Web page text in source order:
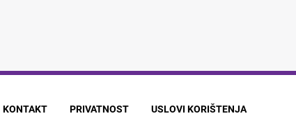
KONTAKT PRIVATNOST USLOVI KORIŠTENJA